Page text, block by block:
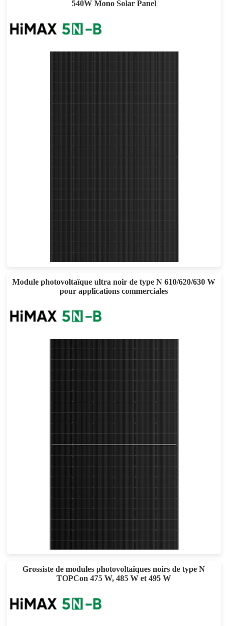
540W Mono Solar Panel
Garantie d'alimentation de 25 ans
Module photovoltaïque ultra noir de type N 610/620/630 W
pour applications commerciales
605-635W
Garantie d'alimentation de 25 ans
Grossiste de modules photovoltaïques noirs de type N
TOPCon 475 W, 485 W et 495 W